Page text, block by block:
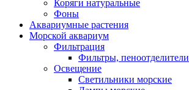
Коряги натуральные
Фоны
Аквариумные растения
Морской аквариум
Фильтрация
Фильтры, пеноотделители
Освещение
Светильники морские